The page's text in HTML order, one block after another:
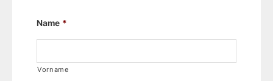
Name *
Vorname